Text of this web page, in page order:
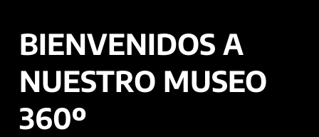
BIENVENIDOS A
NUESTRO MUSEO
360º